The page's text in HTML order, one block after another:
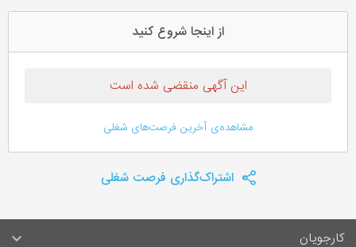
از اینجا شروع کنید
این آگهی منقضی شده است
مشاهده‌ی آخرین فرصت‌های شغلی
اشتراک‌گذاری فرصت شغلی
کارجویان